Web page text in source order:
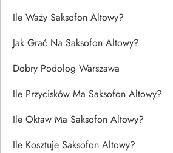
Ile Waży Saksofon Altowy?
Jak Grać Na Saksofon Altowy?
Dobry Podolog Warszawa
Ile Przycisków Ma Saksofon Altowy?
Ile Oktaw Ma Saksofon Altowy?
Ile Kosztuje Saksofon Altowy?